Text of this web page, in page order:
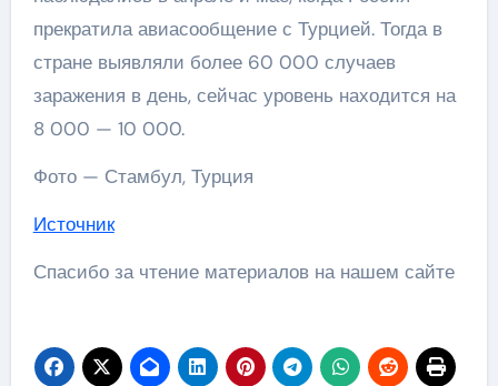
прекратила авиасообщение с Турцией. Тогда в
стране выявляли более 60 000 случаев
заражения в день, сейчас уровень находится на
8 000 — 10 000.
Фото — Стамбул, Турция
Источник
Спасибо за чтение материалов на нашем сайте